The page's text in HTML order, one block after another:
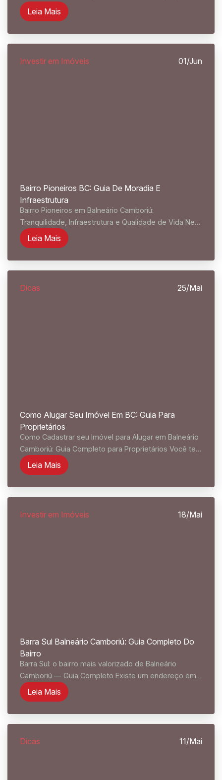
a dia, o supermercado fica perto, o trânsito não vira
obstáculo na hora do açougue e as compras da
Leia Mais
Investir em Imóveis 01/Jun
Bairro Pioneiros BC: Guia De Moradia E
Infraestrutura
Bairro Pioneiros em Balneário Camboriú:
Tranquilidade, Infraestrutura e Qualidade de Vida Nem
todo mundo que escolhe morar em Balneário
Camboriú quer o agito da Praia Central ou o glamour
Leia Mais
Dicas 25/Mai
Como Alugar Seu Imóvel Em BC: Guia Para
Proprietários
Como Cadastrar seu Imóvel para Alugar em Balneário
Camboriú: Guia Completo para Proprietários Você tem
um imóvel em Balneário Camboriú e quer colocá-lo
para alugar — mas não sabe por onde começar? É
Leia Mais
Investir em Imóveis 18/Mai
Barra Sul Balneário Camboriú: Guia Completo Do
Bairro
Barra Sul: o bairro mais valorizado de Balneário
Camboriú — Guia Completo Existe um endereço em
Balneário Camboriú que resume tudo o que a cidade
representa para o mercado imobiliário brasileiro. A
Leia Mais
Dicas 11/Mai